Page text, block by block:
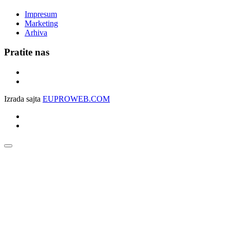
Impresum
Marketing
Arhiva
Pratite nas
Izrada sajta EUPROWEB.COM